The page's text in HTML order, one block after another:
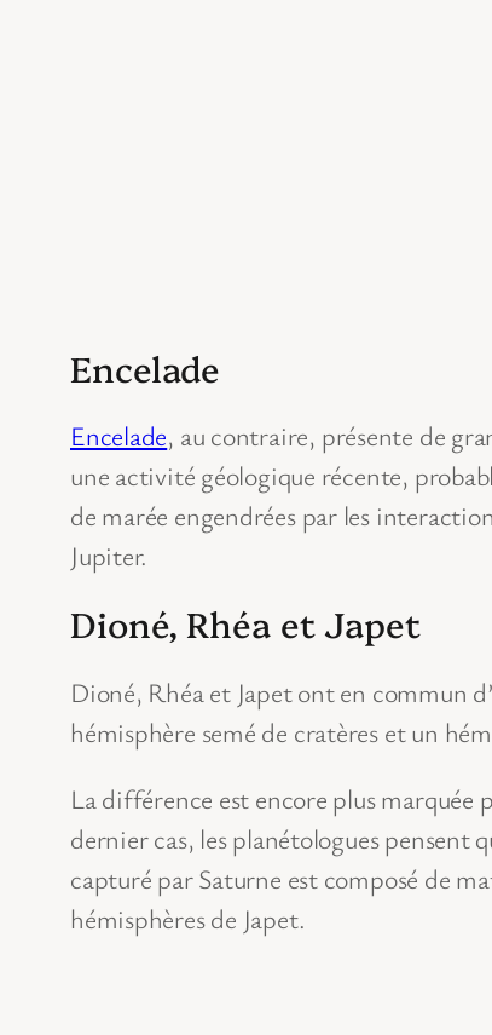
Encelade
Encelade, au contraire, présente de
une activité géologique récente,
de marée engendrées par les
Jupiter.
Dioné, Rhéa et Japet
Dioné, Rhéa et Japet ont en commun
hémisphère semé de cratères et un
La différence est encore plus marquée
dernier cas, les planétologues pensent
capturé par Saturne est composé de
hémisphères de Japet.